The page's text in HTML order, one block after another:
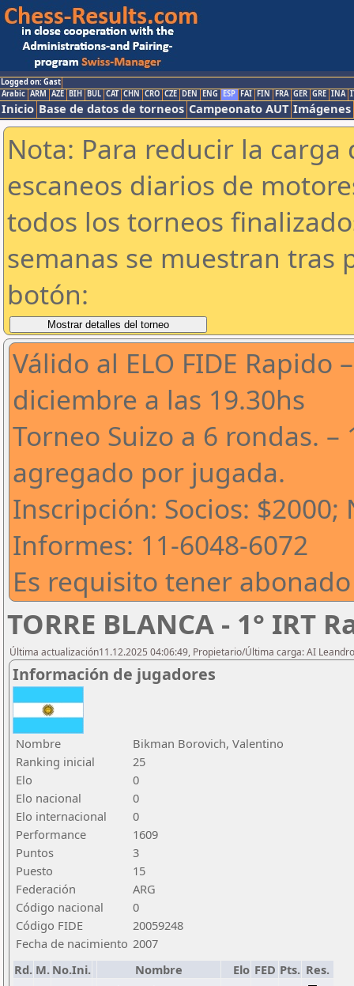
Logged on: Gast
Arabic ARM AZE BIH BUL CAT CHN CRO CZE DEN ENG ESP FAI FIN FRA GER GRE INA
Inicio Base de datos de torneos Campeonato AUT Imágenes
Nota: Para reducir la
escaneos diarios de
todos los torneos
semanas se muestran tras
botón:
Válido al ELO FIDE Rapido
diciembre a las 19.30hs
Torneo Suizo a 6 rondas. –
agregado por jugada.
Inscripción: Socios: $2000;
Informes: 11-6048-6072
Es requisito tener abonado
TORRE BLANCA - 1° IRT
Última actualización11.12.2025 04:06:49, Propietario/Última carga: AI
Información de jugadores
Nombre
Bikman Borovich, Valentino
Ranking inicial
25
Elo
0
Elo nacional
0
Elo internacional
0
Performance
1609
Puntos
3
Puesto
15
Federación
ARG
Código nacional
0
Código FIDE
20059248
Fecha de nacimiento 2007
Rd. M. No.Ini. Nombre Elo FED Pts. Res.